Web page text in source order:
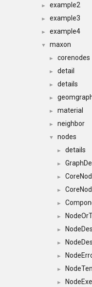
► example2
► example3
► example4
▼ maxon
► corenodes
► detail
► details
►
► material
► neighbor
▼ nodes
► details
►
►
►
►
►
►
►
►
►
►